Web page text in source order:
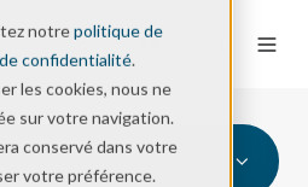
notrepolitique de
confidentialité.
les cookies, nous ne
sur votre navigation.
conservé dans votre
votre préférence.
FR